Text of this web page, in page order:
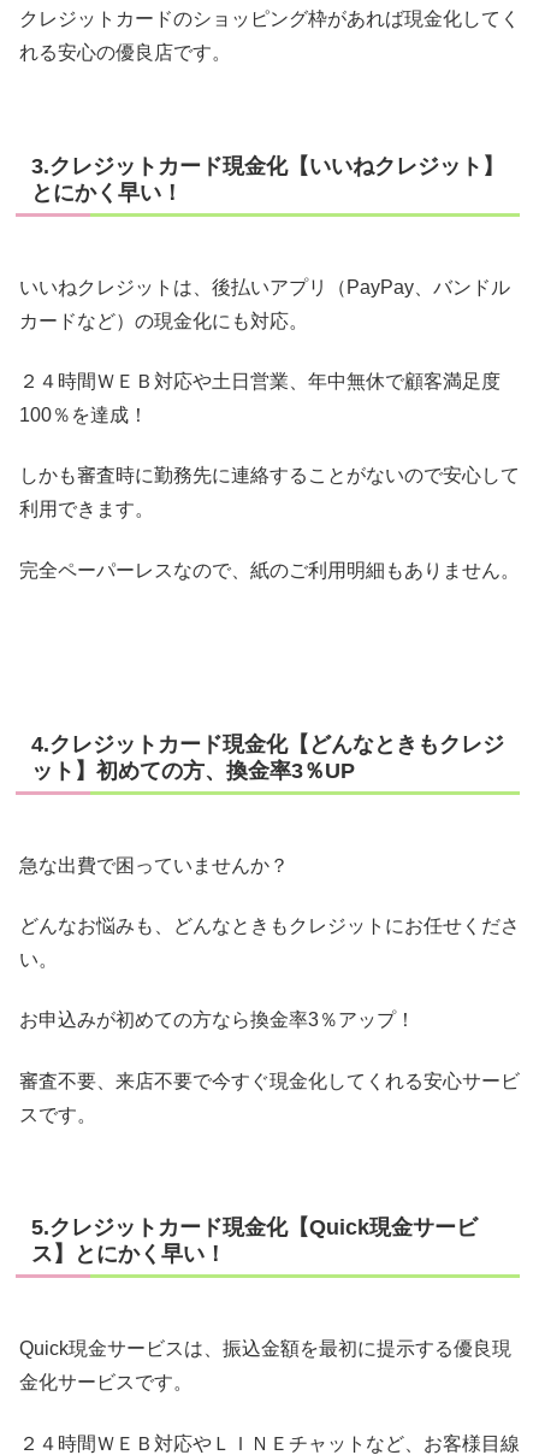
クレジットカードのショッピング枠があれば現金化してく
れる安心の優良店です。
3.クレジットカード現金化【いいねクレジット】
とにかく早い！
いいねクレジットは、後払いアプリ（PayPay、バンドル
カードなど）の現金化にも対応。
２４時間ＷＥＢ対応や土日営業、年中無休で顧客満足度
100％を達成！
しかも審査時に勤務先に連絡することがないので安心して
利用できます。
完全ペーパーレスなので、紙のご利用明細もありません。
4.クレジットカード現金化【どんなときもクレジ
ット】初めての方、換金率3％UP
急な出費で困っていませんか？
どんなお悩みも、どんなときもクレジットにお任せくださ
い。
お申込みが初めての方なら換金率3％アップ！
審査不要、来店不要で今すぐ現金化してくれる安心サービ
スです。
5.クレジットカード現金化【Quick現金サービ
ス】とにかく早い！
Quick現金サービスは、振込金額を最初に提示する優良現
金化サービスです。
２４時間ＷＥＢ対応やＬＩＮＥチャットなど、お客様目線